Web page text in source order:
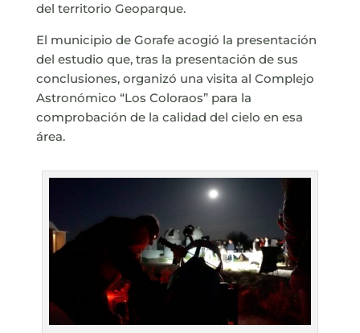
del territorio Geoparque.
El municipio de Gorafe acogió la presentación
del estudio que, tras la presentación de sus
conclusiones, organizó una visita al Complejo
Astronómico “Los Coloraos” para la
comprobación de la calidad del cielo en esa
área.